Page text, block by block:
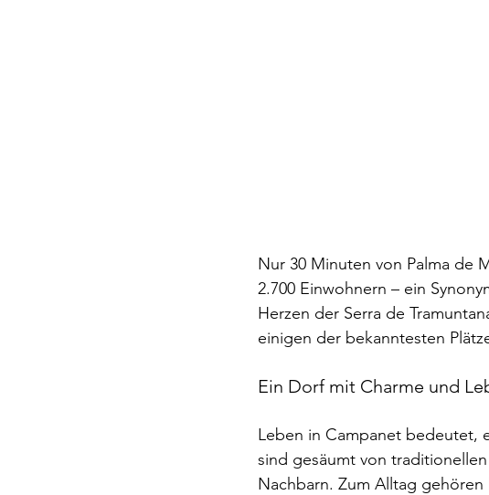
Nur 30 Minuten von Palma de
2.700 Einwohnern – ein
Herzen der Serra de
einigen der bekanntesten
Ein Dorf mit Charme und
Leben in Campanet bedeutet,
sind gesäumt von
Nachbarn. Zum Alltag gehören